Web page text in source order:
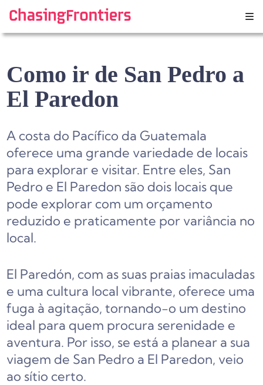
content
Como ir de San Pedro a
El Paredon
A costa do Pacífico da Guatemala
oferece uma grande variedade de locais
para explorar e visitar. Entre eles, San
Pedro e El Paredon são dois locais que
pode explorar com um orçamento
reduzido e praticamente por variância no
local.
El Paredón, com as suas praias imaculadas
e uma cultura local vibrante, oferece uma
fuga à agitação, tornando-o um destino
ideal para quem procura serenidade e
aventura. Por isso, se está a planear a sua
viagem de San Pedro a El Paredon, veio
ao sítio certo.